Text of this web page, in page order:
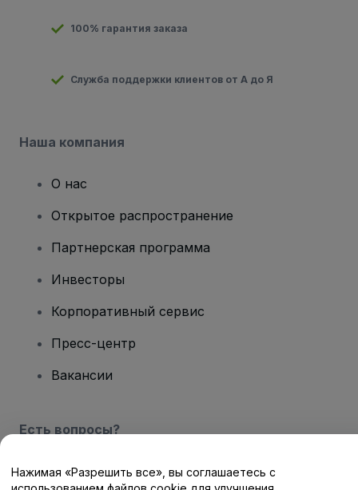
100% гарантия заказа
Служба поддержки клиентов от А до Я
Наша компания
О нас
Открытое распространение
Партнерская программа
Инвесторы
Корпоративный сервис
Пресс-центр
Вакансии
Есть вопросы?
Центр помощи / Свяжитесь с нами
Нажимая «Разрешить все», вы соглашаетесь с